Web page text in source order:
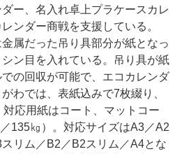
ー、名入れ卓上プラケースカレ
ンダー商戦を支援している。
属だった吊り具部分が紙となっ
ン目を入れている。吊り具が紙
の回収が可能で、エコカレンダ
わでは、表紙込みで7枚綴り、
応用紙はコート、マットコー
135㎏）。対応サイズはA3／A2
リム／B2／B2スリム／A4とな